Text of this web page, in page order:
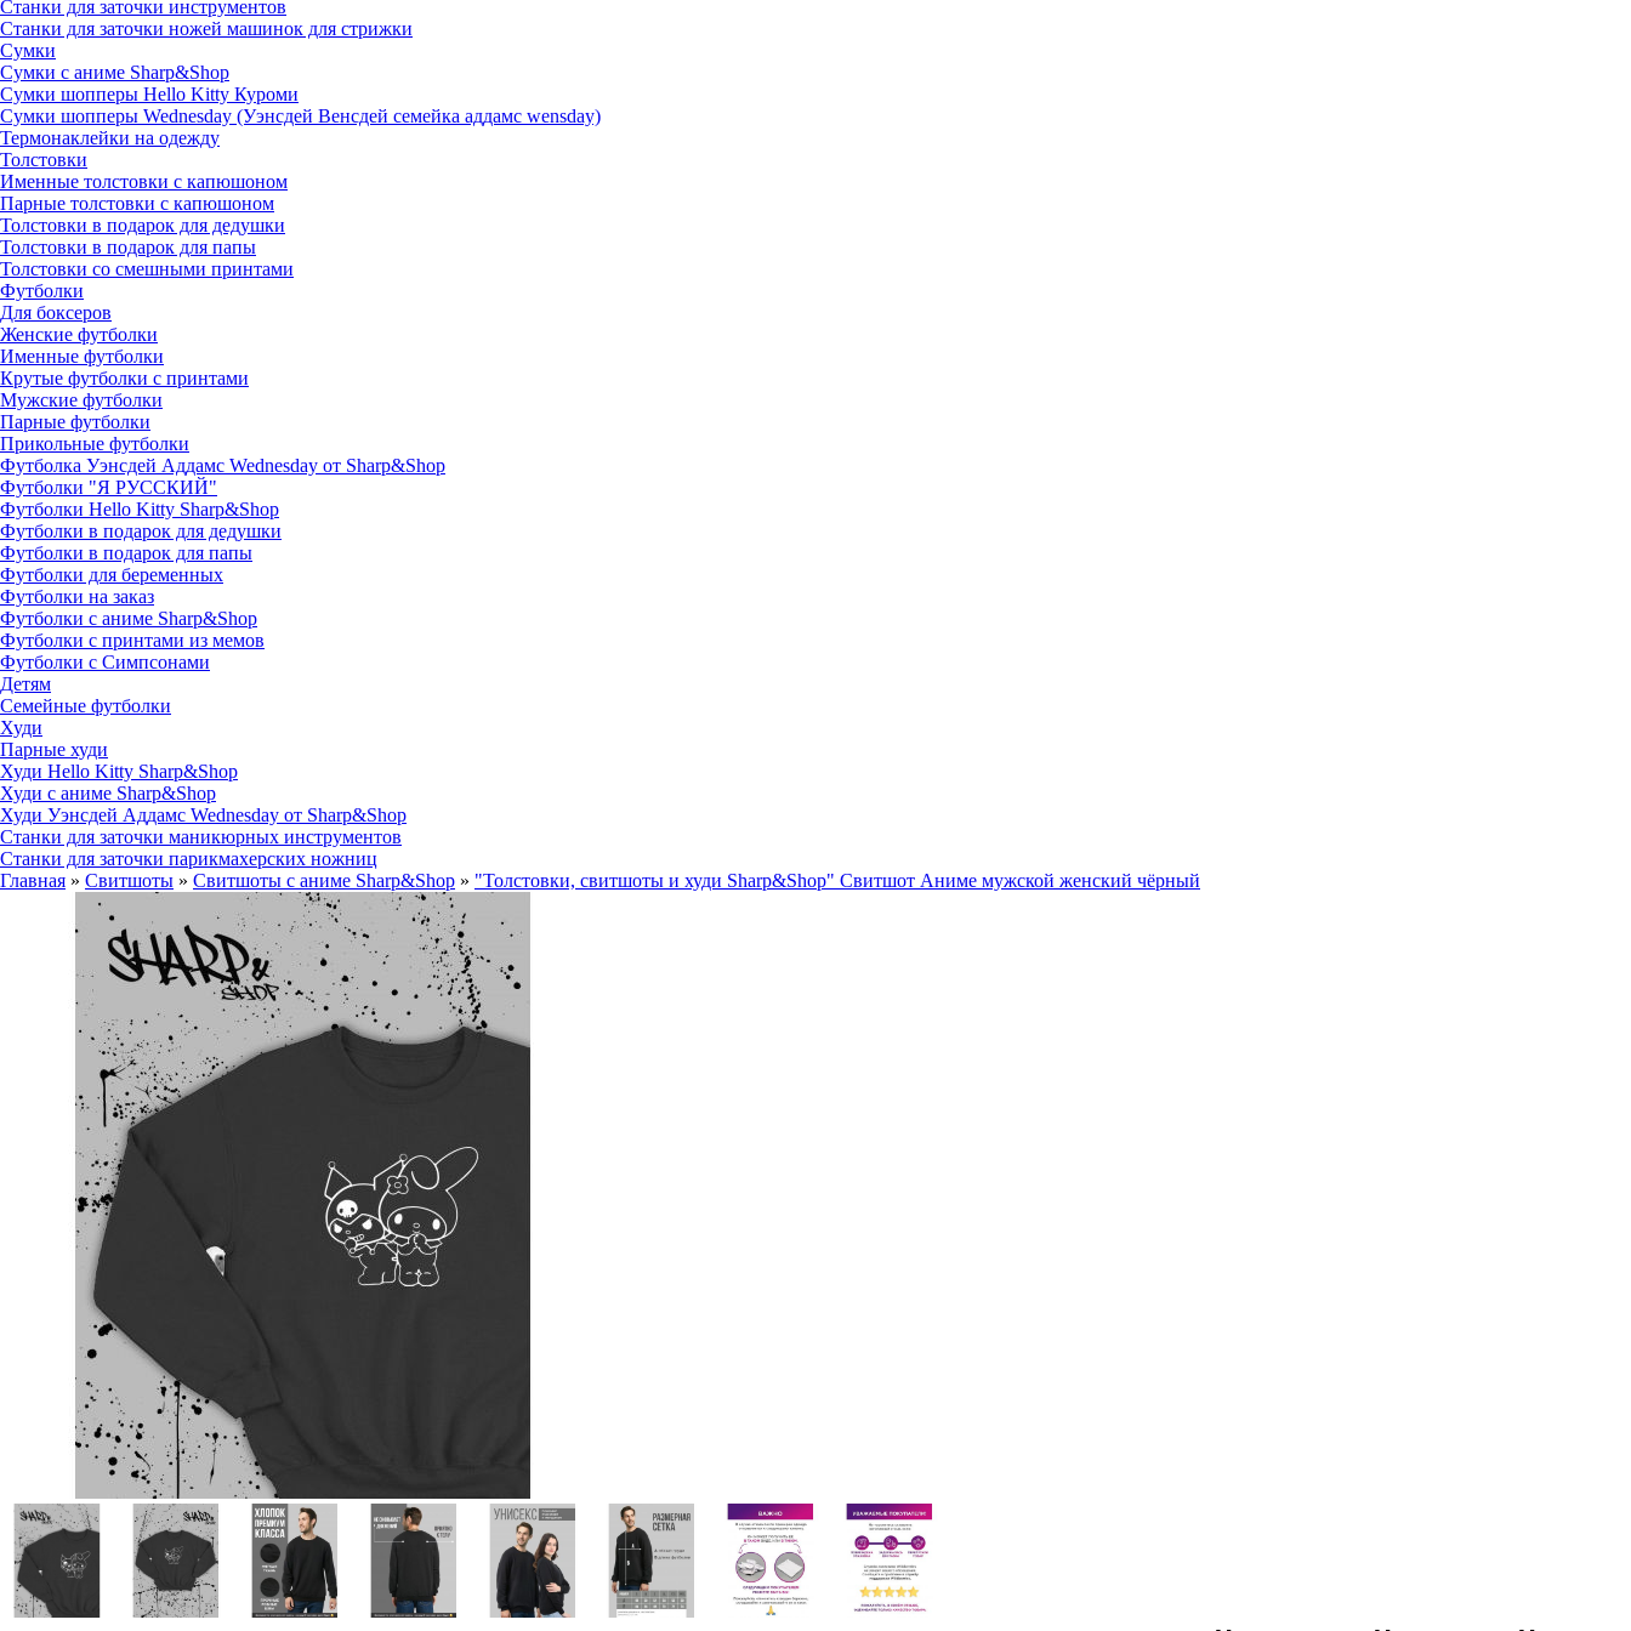
Станки для заточки инструментов
Станки для заточки ножей машинок для стрижки
Сумки
Сумки с аниме Sharp&Shop
Сумки шопперы Hello Kitty Куроми
Сумки шопперы Wednesday (Уэнсдей Венсдей семейка аддамс wensday)
Термонаклейки на одежду
Толстовки
Именные толстовки с капюшоном
Парные толстовки с капюшоном
Толстовки в подарок для дедушки
Толстовки в подарок для папы
Толстовки со смешными принтами
Футболки
Для боксеров
Женские футболки
Именные футболки
Крутые футболки с принтами
Мужские футболки
Парные футболки
Прикольные футболки
Футболка Уэнсдей Аддамс Wednesday от Sharp&Shop
Футболки "Я РУССКИЙ"
Футболки Hello Kitty Sharp&Shop
Футболки в подарок для дедушки
Футболки в подарок для папы
Футболки для беременных
Футболки на заказ
Футболки с аниме Sharp&Shop
Футболки с принтами из мемов
Футболки с Симпсонами
Детям
Семейные футболки
Худи
Парные худи
Худи Hello Kitty Sharp&Shop
Худи с аниме Sharp&Shop
Худи Уэнсдей Аддамс Wednesday от Sharp&Shop
Станки для заточки маникюрных инструментов
Станки для заточки парикмахерских ножниц
Главная » Свитшоты » Свитшоты с аниме Sharp&Shop » "Толстовки, свитшоты и худи Sharp&Shop" Свитшот Аниме мужской женский чёрный